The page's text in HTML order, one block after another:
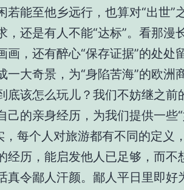
若能至他乡远行，也算对“出世”
，还是有人不能“达标”。看那漫
画，还有醉心“保存证据”的处处
一大奇景，为“身陷苦海”的欧洲
底该怎么玩儿？我们不妨继之
己的亲身经历，为我们提供一些“
，每个人对旅游都有不同的定义
经历，能启发他人已足够，而不
真令鄙人汗颜。鄙人平日里即好